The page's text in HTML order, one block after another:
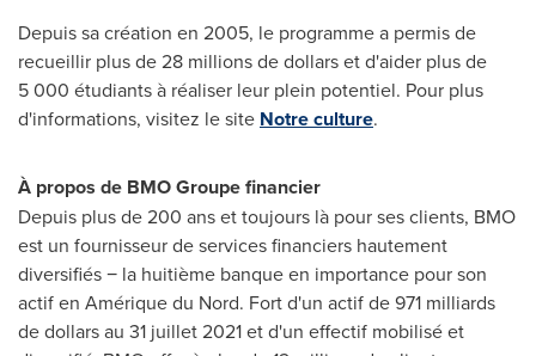
Depuis sa création en 2005, le programme a permis de
recueillir plus de 28 millions de dollars et d'aider plus de
5 000 étudiants à réaliser leur plein potentiel. Pour plus
d'informations, visitez le site Notre culture.
À propos de BMO Groupe financier
Depuis plus de 200 ans et toujours là pour ses clients, BMO
est un fournisseur de services financiers hautement
diversifiés − la huitième banque en importance pour son
actif en Amérique du Nord. Fort d'un actif de 971 milliards
de dollars au 31 juillet 2021 et d'un effectif mobilisé et